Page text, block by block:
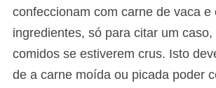
confeccionam com carne de vaca e
ingredientes, só para citar um
comidos se estiverem crus. Isto
de a carne moída ou picada poder